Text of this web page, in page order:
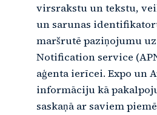
virsrakstu un tekstu,
un sarunas
maršrutē paziņojumu
Notification service
aģenta ierīcei. Expo un
informāciju kā
saskaņā ar saviem